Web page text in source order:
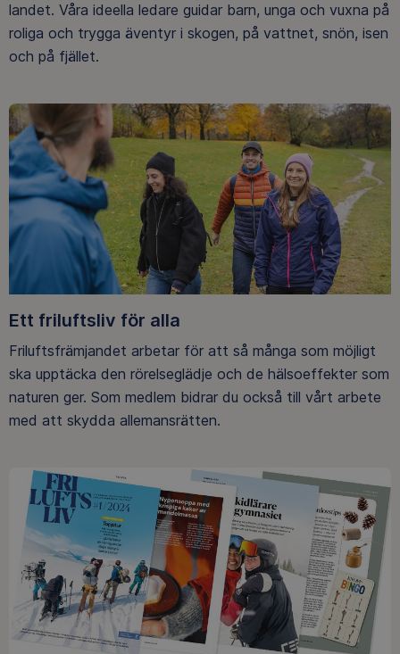
landet. Våra ideella ledare guidar barn, unga och vuxna på
roliga och trygga äventyr i skogen, på vattnet, snön, isen
och på fjället.
Ett friluftsliv för alla
Friluftsfrämjandet arbetar för att så många som möjligt
ska upptäcka den rörelseglädje och de hälsoeffekter som
naturen ger. Som medlem bidrar du också till vårt arbete
med att skydda allemansrätten.